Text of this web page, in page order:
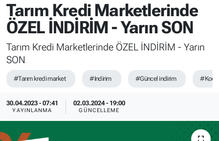
Tarım Kredi Marketlerinde
ÖZEL İNDİRİM - Yarın SON
Tarım Kredi Marketlerinde ÖZEL İNDİRİM - Yarın
SON
#Tarım kredi market #Indirim #Güncel indirim
30.04.2023 - 07:41
YAYINLANMA
02.03.2024 - 19:00
GÜNCELLEME
ATAMA - TAYİN
SINAVLAR
EKONOMİ
İstanbul Namaz Vakitleri
İstanbul Trafik Yoğunluk Haritası
Son Dakika Haberleri
Haber Arşivi